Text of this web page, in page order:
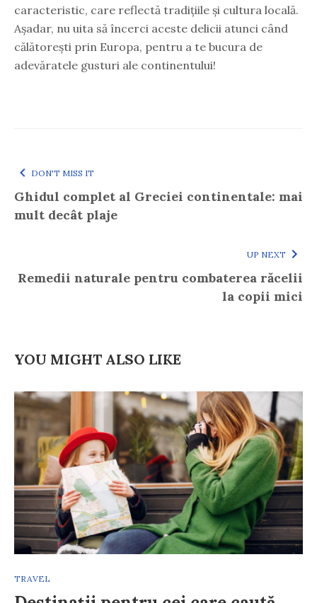
caracteristic, care reflectă tradițiile și cultura locală.
Așadar, nu uita să încerci aceste delicii atunci când
călătorești prin Europa, pentru a te bucura de
adevăratele gusturi ale continentului!
DON'T MISS IT
Ghidul complet al Greciei continentale: mai
mult decât plaje
UP NEXT
Remedii naturale pentru combaterea răcelii
la copii mici
YOU MIGHT ALSO LIKE
TRAVEL